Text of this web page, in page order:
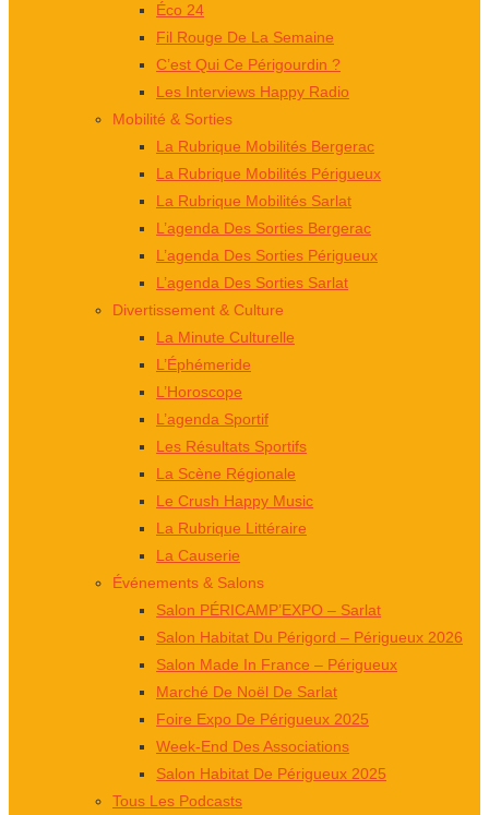
Éco 24
Fil Rouge De La Semaine
C’est Qui Ce Périgourdin ?
Les Interviews Happy Radio
Mobilité & Sorties
La Rubrique Mobilités Bergerac
La Rubrique Mobilités Périgueux
La Rubrique Mobilités Sarlat
L’agenda Des Sorties Bergerac
L’agenda Des Sorties Périgueux
L’agenda Des Sorties Sarlat
Divertissement & Culture
La Minute Culturelle
L’Éphémeride
L’Horoscope
L’agenda Sportif
Les Résultats Sportifs
La Scène Régionale
Le Crush Happy Music
La Rubrique Littéraire
La Causerie
Événements & Salons
Salon PÉRICAMP’EXPO – Sarlat
Salon Habitat Du Périgord – Périgueux 2026
Salon Made In France – Périgueux
Marché De Noël De Sarlat
Foire Expo De Périgueux 2025
Week-End Des Associations
Salon Habitat De Périgueux 2025
Tous Les Podcasts